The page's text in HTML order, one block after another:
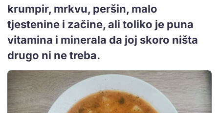
krumpir, mrkvu, peršin, malo
tjestenine i začine, ali toliko je puna
vitamina i minerala da joj skoro ništa
drugo ni ne treba.